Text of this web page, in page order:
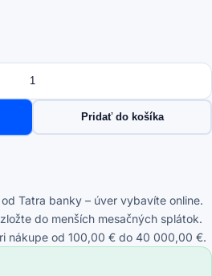
Pridať do košíka
Tatra banky – úver vybavíte online.
do menších mesačných splátok.
nákupe od 100,00 € do 40 000,00 €.